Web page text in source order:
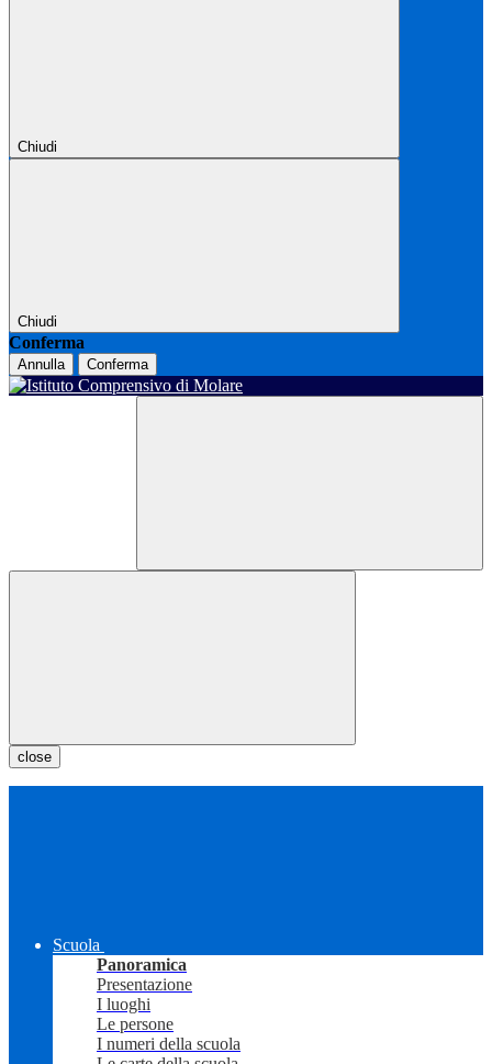
Chiudi
Chiudi
Conferma
Annulla Conferma
close
Scuola
Panoramica
Presentazione
I luoghi
Le persone
I numeri della scuola